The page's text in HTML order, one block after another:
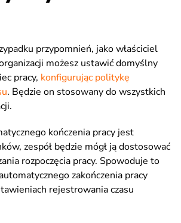
przypomnień, jako właściciel
możesz ustawić domyślny
pracy, konfigurując politykę
. Będzie on stosowany do wszystkich
kończenia pracy jest
zespół będzie mógł ją dostosować
rozpoczęcia pracy. Spowoduje to
zakończenia pracy
rejestrowania czasu